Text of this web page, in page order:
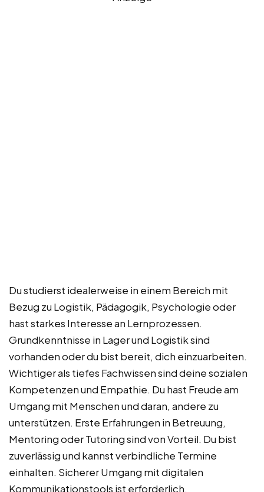
Du studierst idealerweise in einem Bereich mit
Bezug zu Logistik, Pädagogik, Psychologie oder
hast starkes Interesse an Lernprozessen.
Grundkenntnisse in Lager und Logistik sind
vorhanden oder du bist bereit, dich einzuarbeiten.
Wichtiger als tiefes Fachwissen sind deine sozialen
Kompetenzen und Empathie. Du hast Freude am
Umgang mit Menschen und daran, andere zu
unterstützen. Erste Erfahrungen in Betreuung,
Mentoring oder Tutoring sind von Vorteil. Du bist
zuverlässig und kannst verbindliche Termine
einhalten. Sicherer Umgang mit digitalen
Kommunikationstools ist erforderlich.